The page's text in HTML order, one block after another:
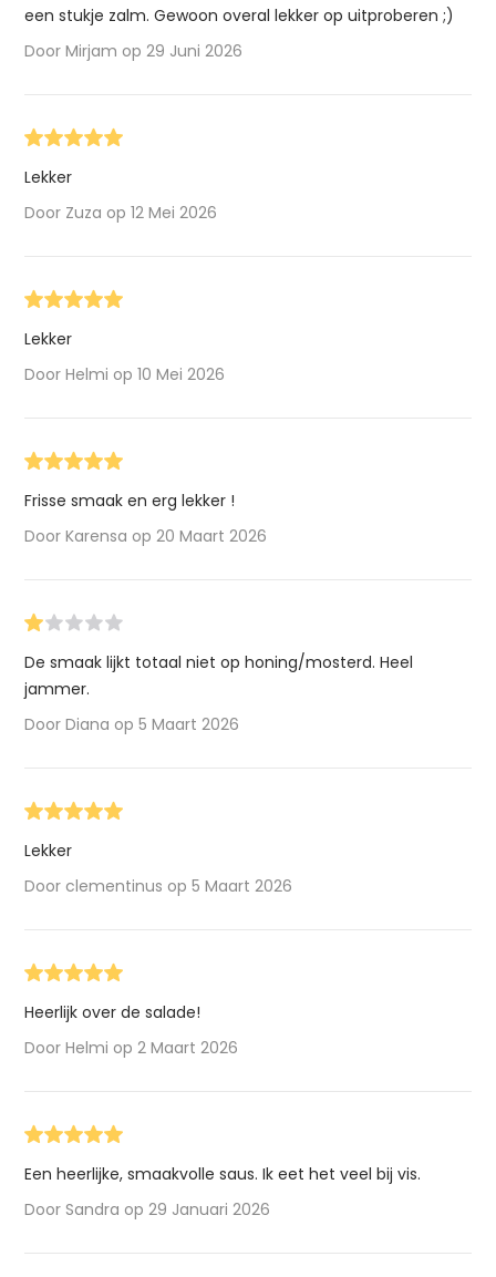
een stukje zalm. Gewoon overal lekker op uitproberen ;)
Door Mirjam op 29 Juni 2026
Lekker
Door Zuza op 12 Mei 2026
Lekker
Door Helmi op 10 Mei 2026
Frisse smaak en erg lekker !
Door Karensa op 20 Maart 2026
De smaak lijkt totaal niet op honing/mosterd. Heel
jammer.
Door Diana op 5 Maart 2026
Lekker
Door clementinus op 5 Maart 2026
Heerlijk over de salade!
Door Helmi op 2 Maart 2026
Een heerlijke, smaakvolle saus. Ik eet het veel bij vis.
Door Sandra op 29 Januari 2026